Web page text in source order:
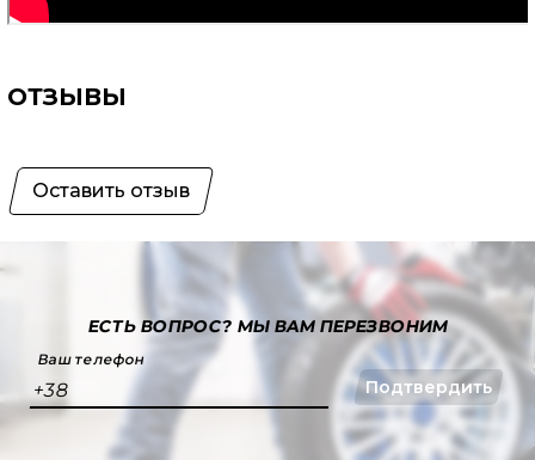
ОТЗЫВЫ
Оставить отзыв
ЕСТЬ ВОПРОС?МЫ ВАМ ПЕРЕЗВОНИМ
Ваш телефон
+38 Подтвердить